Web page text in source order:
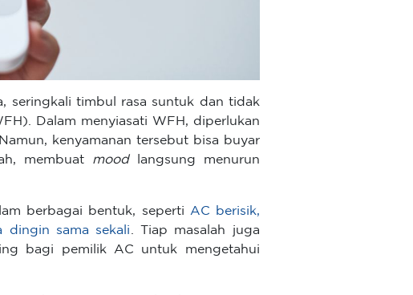
seringkali timbul rasa suntuk dan tidak
Dalam menyiasati WFH, diperlukan
kenyamanan tersebut bisa buyar
membuat mood
langsung menurun
berbagai bentuk, seperti AC berisik,
dingin sama sekali . Tiap masalah juga
bagi pemilik AC untuk mengetahui